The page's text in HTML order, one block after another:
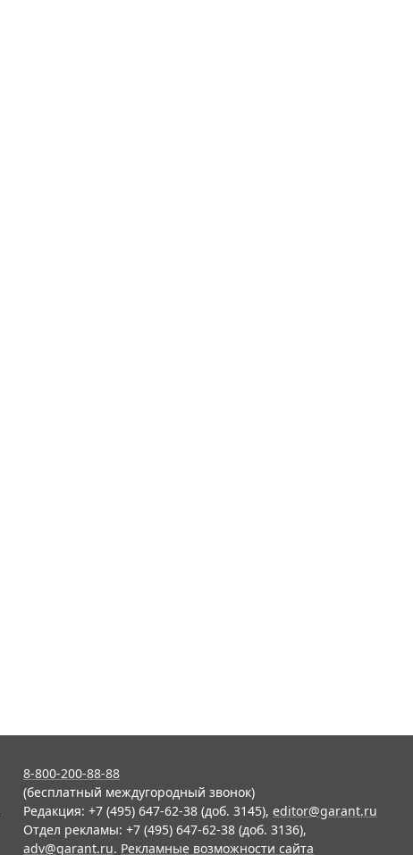
8-800-200-88-88
(бесплатный междугородный звонок)
Редакция: +7 (495) 647-62-38 (доб. 3145), editor@garant.ru
Отдел рекламы: +7 (495) 647-62-38 (доб. 3136),
adv@garant.ru. Рекламные возможности сайта